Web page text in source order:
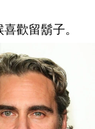
歡留鬍子。